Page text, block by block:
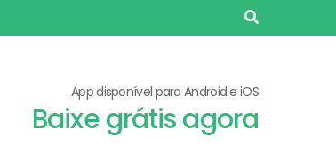
App disponível para Android e iOS
Baixe grátis agora